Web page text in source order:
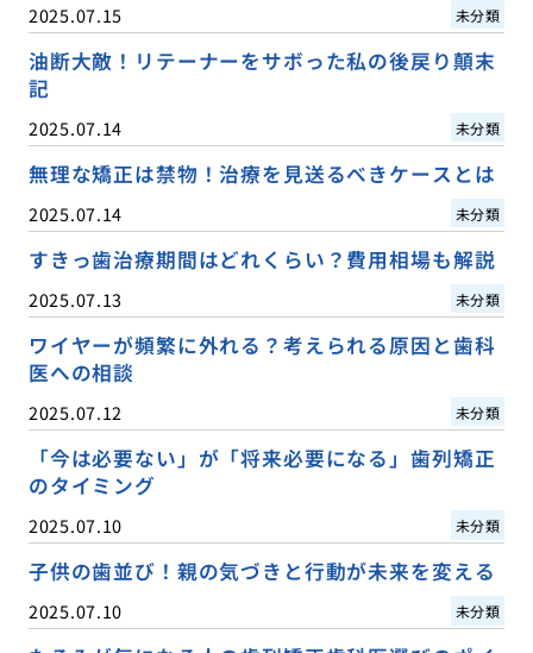
2025.07.15 未分類
油断大敵！リテーナーをサボった私の後戻り顛末
記
2025.07.14 未分類
無理な矯正は禁物！治療を見送るべきケースとは
2025.07.14 未分類
すきっ歯治療期間はどれくらい？費用相場も解説
2025.07.13 未分類
ワイヤーが頻繁に外れる？考えられる原因と歯科
医への相談
2025.07.12 未分類
「今は必要ない」が「将来必要になる」歯列矯正
のタイミング
2025.07.10 未分類
子供の歯並び！親の気づきと行動が未来を変える
2025.07.10 未分類